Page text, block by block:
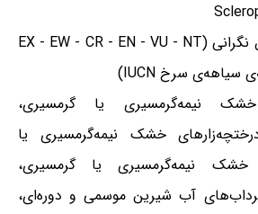
گونه‌ی با کم‌ترین نگرانی (EX - EW - CR - EN - VU - NT
نیمه‌گرمسیری یا گرمسیری،
خشک نیمه‌گرمسیری یا
خشک نیمه‌گرمسیری یا گرمسیری،
آب شیرین موسمی و دوره‌ای،